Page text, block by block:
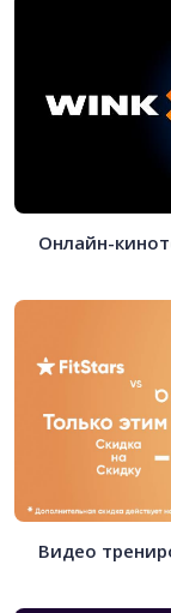
Онлайн-
Видео